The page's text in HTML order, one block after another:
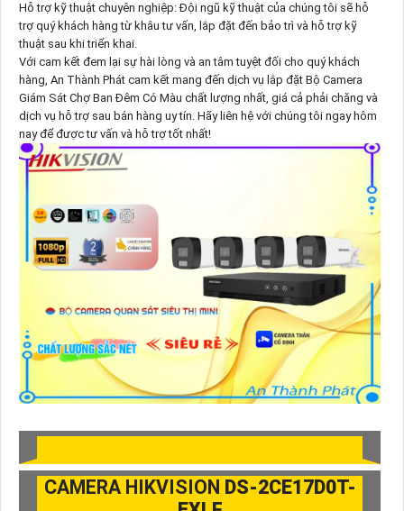
Hỗ trợ kỹ thuật chuyên nghiệp: Đội ngũ kỹ thuật của chúng tôi sẽ hỗ
trợ quý khách hàng từ khâu tư vấn, lắp đặt đến bảo trì và hỗ trợ kỹ
thuật sau khi triển khai.
Với cam kết đem lại sự hài lòng và an tâm tuyệt đối cho quý khách
hàng, An Thành Phát cam kết mang đến dịch vụ lắp đặt Bộ Camera
Giám Sát Chợ Ban Đêm Có Màu chất lượng nhất, giá cả phải chăng và
dịch vụ hỗ trợ sau bán hàng uy tín. Hãy liên hệ với chúng tôi ngay hôm
nay để được tư vấn và hỗ trợ tốt nhất!
CAMERA HIKVISION DS-2CE17D0T-